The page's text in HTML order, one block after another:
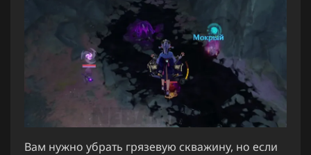
Вам нужно убрать грязевую скважину, но если